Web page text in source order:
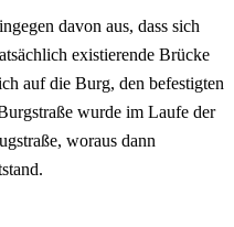
davon aus, dass sich
existierende Brücke
auf die Burg, den befestigten
wurde im Laufe der
woraus dann